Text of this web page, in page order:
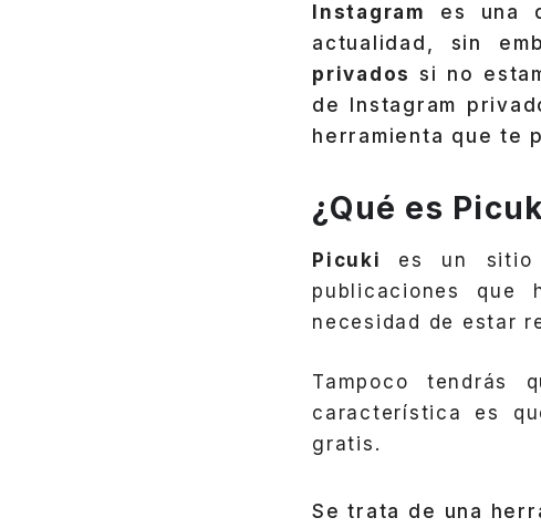
Instagram es una
actualidad, sin
privados si no
de Instagram
herramienta que te
¿Qué es
Picuki es un sitio
publicaciones que
necesidad de estar
Tampoco tendrás
característica es
gratis.
Se trata de una